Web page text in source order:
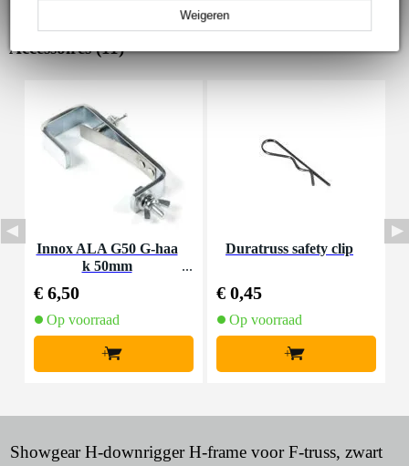
Weigeren
Accessoires (11)
Innox ALA G50 G-haa
k 50mm
€ 6,50
Op voorraad
+
Duratruss safety clip
€ 0,45
Op voorraad
+
Showgear H-downrigger H-frame voor F-truss, zwart